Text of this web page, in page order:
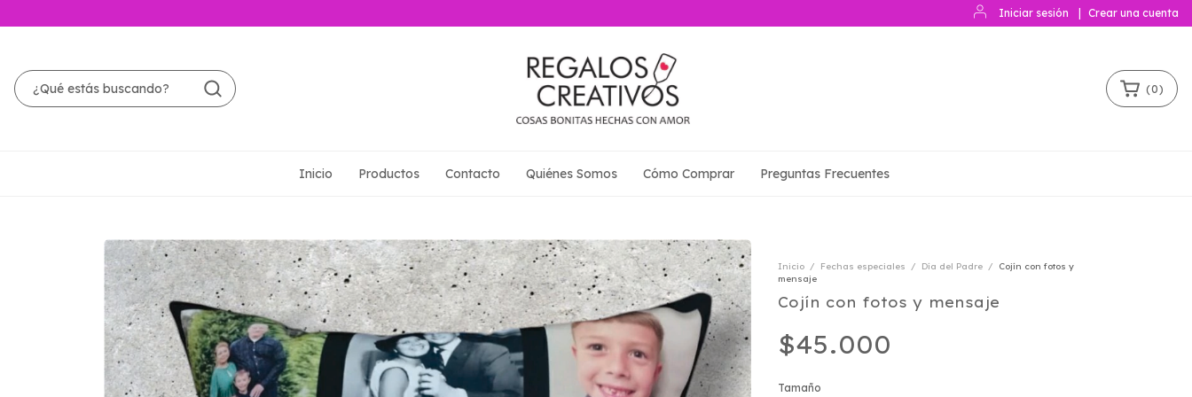
Iniciar sesión Crear una cuenta
(0)
Inicio Productos Contacto Quiénes Somos Cómo Comprar Preguntas Frecuentes
Inicio / Fechas especiales / Día del Padre /
Cojín con fotos y
mensaje
Cojín con fotos y mensaje
$45.000
Tamaño